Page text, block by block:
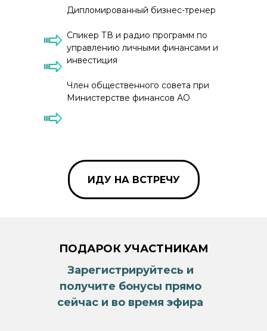
Дипломированный бизнес-тренер
Спикер ТВ и радио программ по
управлению личными финансами и
инвестиция
Член общественного совета при
Министерстве финансов АО
ИДУ НА ВСТРЕЧУ
ПОДАРОК УЧАСТНИКАМ
Зарегистрируйтесь и
получите бонусы прямо
сейчас и во время эфира